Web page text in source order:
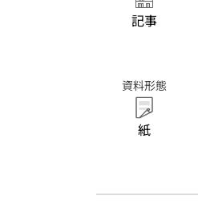
記事
資料形態
紙